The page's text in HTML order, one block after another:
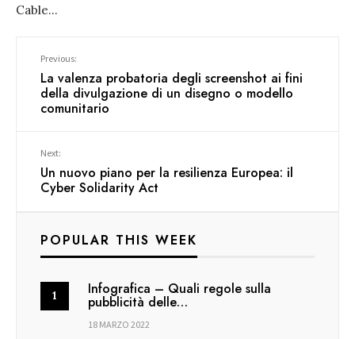
Cable...
Previous:
La valenza probatoria degli screenshot ai fini
della divulgazione di un disegno o modello
comunitario
Next:
Un nuovo piano per la resilienza Europea: il
Cyber Solidarity Act
POPULAR THIS WEEK
Infografica – Quali regole sulla
pubblicità delle…
18 MARZO 2022